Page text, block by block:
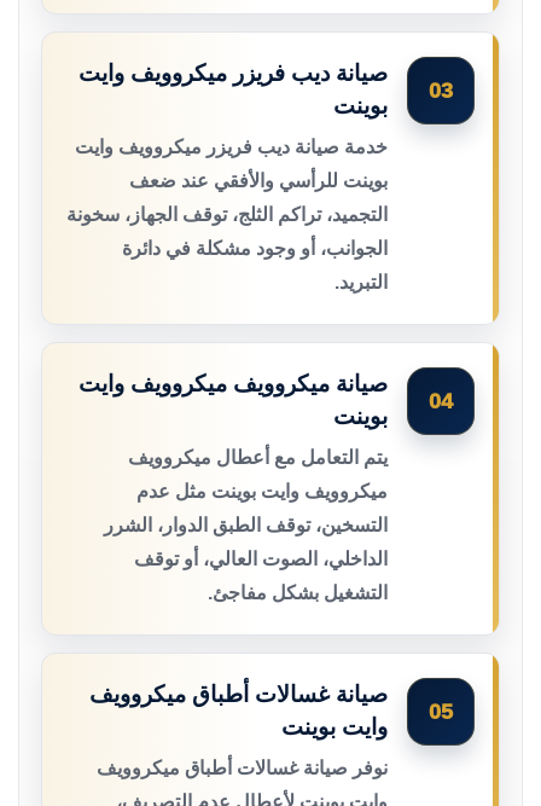
03
صيانة ديب فريزر ميكروويف وايت
بوينت
خدمة صيانة ديب فريزر ميكروويف وايت
بوينت للرأسي والأفقي عند ضعف
التجميد، تراكم الثلج، توقف الجهاز، سخونة
الجوانب، أو وجود مشكلة في دائرة
التبريد.
04
صيانة ميكروويف ميكروويف وايت
بوينت
يتم التعامل مع أعطال ميكروويف
ميكروويف وايت بوينت مثل عدم
التسخين، توقف الطبق الدوار، الشرر
الداخلي، الصوت العالي، أو توقف
التشغيل بشكل مفاجئ.
05
صيانة غسالات أطباق ميكروويف
وايت بوينت
نوفر صيانة غسالات أطباق ميكروويف
وايت بوينت لأعطال عدم التصريف،